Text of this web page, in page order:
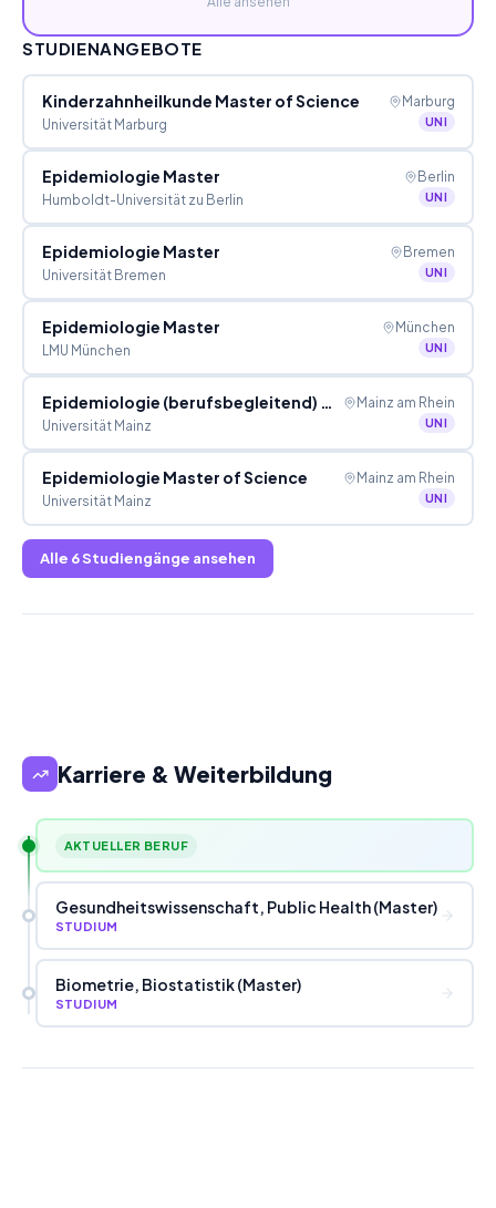
STUDIENANGEBOTE
Kinderzahnheilkunde Master of Science
Universität Marburg
Marburg
UNI
Epidemiologie Master
Humboldt-Universität zu Berlin
Berlin
UNI
Epidemiologie Master
Universität Bremen
Bremen
UNI
Epidemiologie Master
LMU München
München
UNI
Universität Mainz
Mainz am Rhein
UNI
Epidemiologie Master of Science
Universität Mainz
Mainz am Rhein
UNI
Alle 6Studiengänge ansehen
Karriere & Weiterbildung
AKTUELLER BERUF
Gesundheitswissenschaft, Public Health (Master)
STUDIUM
Biometrie, Biostatistik (Master)
STUDIUM